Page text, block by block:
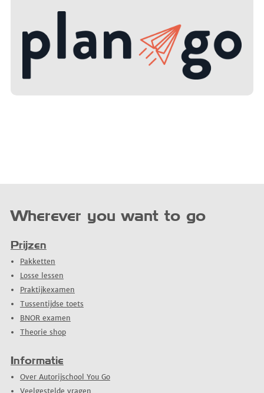
Wherever you want to go
Prijzen
Pakketten
Losse lessen
Praktijkexamen
Tussentijdse toets
BNOR examen
Theorie shop
Informatie
Over Autorijschool You Go
Veelgestelde vragen